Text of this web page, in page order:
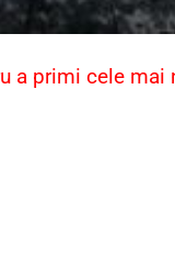
a primi cele mai